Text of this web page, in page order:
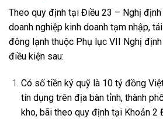
Theo quy định tại Điều 23 – Nghị
doanh nghiệp kinh doanh tạm nhập,
đông lạnh thuộc Phụ lục VII Nghị
điều kiện sau:
Có số tiền ký quỹ là 10 tỷ đồng
tín dụng trên địa bàn tỉnh, thành
kho, bãi theo quy định tại Khoản 2